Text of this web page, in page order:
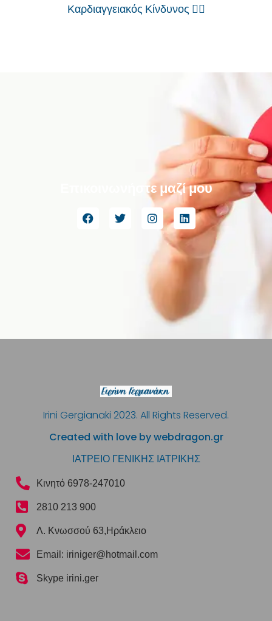
Καρδιαγγειακός Κίνδυνος ❤️‍🔥
Επικοινωνήστε μαζί μου
Irini Gergianaki 2023. All Rights Reserved.
Created with love by webdragon.gr
ΙΑΤΡΕΙΟ ΓΕΝΙΚΗΣ ΙΑΤΡΙΚΗΣ
Κινητό 6978-247010
2810 213 900
Λ. Κνωσσού 63,Ηράκλειο
Email: iriniger@hotmail.com
Skype irini.ger